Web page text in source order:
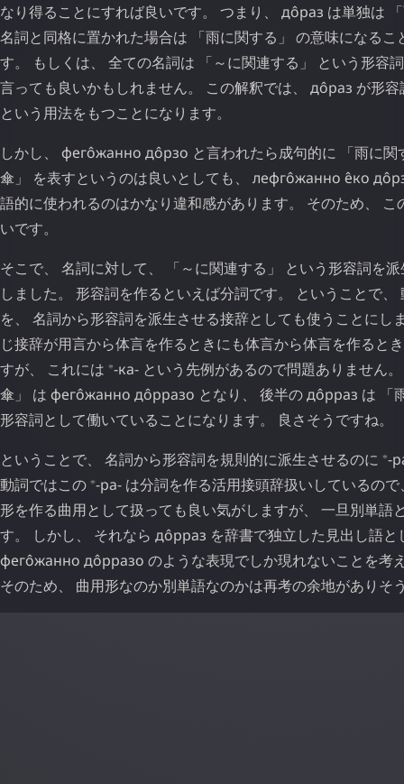
なり得ることにすれば良いです。 つまり、 до̂раз は単独は
名詞と同格に置かれた場合は 「雨に関する」 の意味になる
す。 もしくは、 全ての名詞は 「～に関連する」 という形容
言っても良いかもしれません。 この解釈では、 до̂раз が形
という用法をもつことになります。
しかし、 фего̂жанно до̂рзо と言われたら成句的に 「雨に
傘」 を表すというのは良いとしても、 лефго̂жанно е̂ко
語的に使われるのはかなり違和感があります。 そのため、
いです。
そこで、 名詞に対して、 「～に関連する」 という形容詞を
しました。 形容詞を作るといえば分詞です。 ということで
を、 名詞から形容詞を派生させる接辞としても使うことにし
じ接辞が用言から体言を作るときにも体言から体言を作ると
すが、 これには ⁎-ка- という先例があるので問題ありません
傘」 は фего̂жанно до̂рразо となり、 後半のдо̂рраз は 「
形容詞として働いていることになります。 良さそうですね。
ということで、 名詞から形容詞を規則的に派生させるのに ⁎-
動詞ではこの ⁎-ра- は分詞を作る活用接頭辞扱いしているの
形を作る曲用として扱っても良い気がしますが、 一旦別単語
す。 しかし、 それなら до̂рраз を辞書で独立した見出し語
фего̂жанно до̂рразо のような表現でしか現れないことを考
そのため、 曲用形なのか別単語なのかは再考の余地がありそ